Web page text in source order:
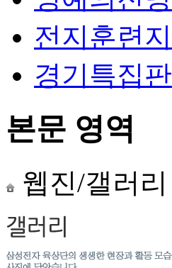
전지훈련지
경기특집판
본문 영역
웹진/갤러리